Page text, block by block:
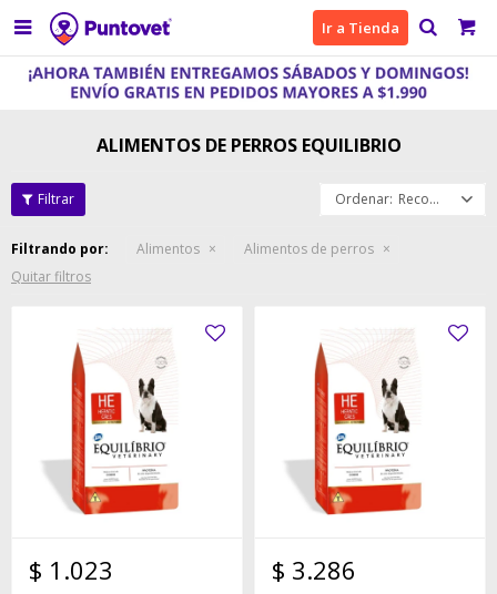
 Ir a Tienda
ALIMENTOS DE PERROS EQUILIBRIO
Recomendados
Filtrando por: Alimentos
Alimentos de perros
Quitar filtros
$ 1.023 $ 3.286